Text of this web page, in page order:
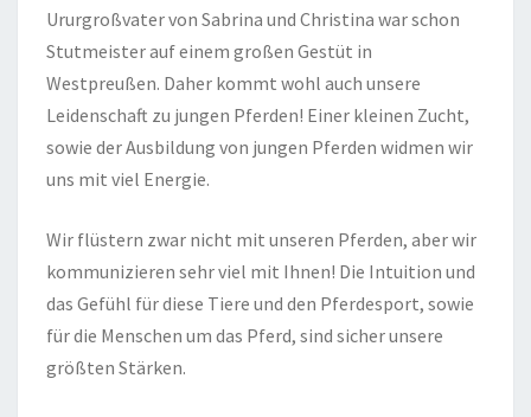
Ururgroßvater von Sabrina und Christina war schon
Stutmeister auf einem großen Gestüt in
Westpreußen. Daher kommt wohl auch unsere
Leidenschaft zu jungen Pferden! Einer kleinen Zucht,
sowie der Ausbildung von jungen Pferden widmen wir
uns mit viel Energie.
Wir flüstern zwar nicht mit unseren Pferden, aber wir
kommunizieren sehr viel mit Ihnen! Die Intuition und
das Gefühl für diese Tiere und den Pferdesport, sowie
für die Menschen um das Pferd, sind sicher unsere
größten Stärken.